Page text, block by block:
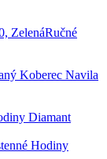
Ručné
Koberec Navila
Diamant
Hodiny